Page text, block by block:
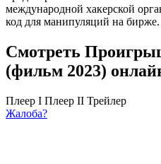
международной хакерской
код для манипуляций на бирже.
Смотреть
(фильм 2023)
Плеер I Плеер II Трейлер
Жалоба?